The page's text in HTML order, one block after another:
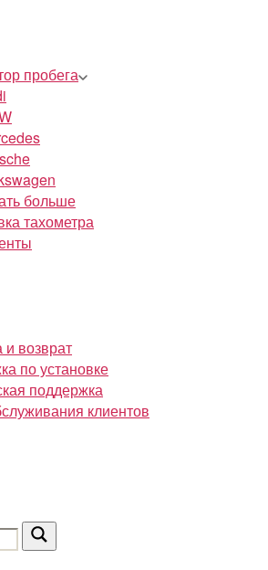
пробега
больше
тахометра
и возврат
по установке
поддержка
клиентов